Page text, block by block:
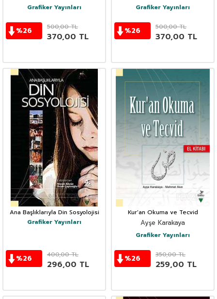
Grafiker Yayınları
%26 500,00TL
370,00 TL
Grafiker Yayınları
%26 500,00TL
370,00 TL
Ana Başlıklarıyla Din Sosyolojisi
Grafiker Yayınları
%26 400,00TL
296,00 TL
Kur'an Okuma ve Tecvid
Ayşe Karakaya
Grafiker Yayınları
%26 350,00TL
259,00 TL